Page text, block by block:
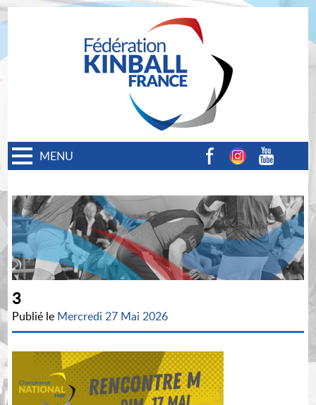
MENU
3
Publié le Mercredi 27 Mai 2026